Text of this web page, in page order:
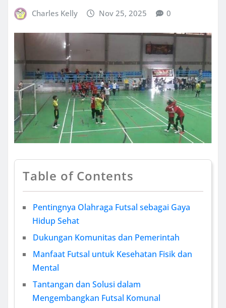
Charles Kelly Nov 25, 2025 0
Table of Contents
Pentingnya Olahraga Futsal sebagai Gaya
Hidup Sehat
Dukungan Komunitas dan Pemerintah
Manfaat Futsal untuk Kesehatan Fisik dan
Mental
Tantangan dan Solusi dalam
Mengembangkan Futsal Komunal